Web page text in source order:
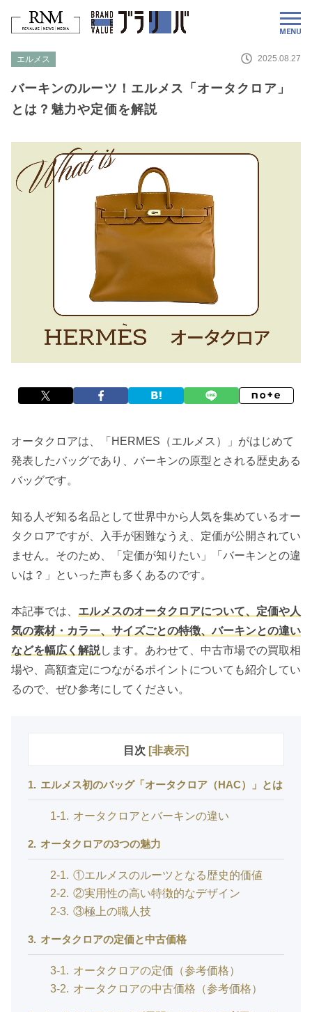
エルメス 2025.08.27
バーキンのルーツ！エルメス「オータクロア」
とは？魅力や定価を解説
オータクロアは、「HERMES（エルメス）」がはじめて
発表したバッグであり、バーキンの原型とされる歴史ある
バッグです。
知る人ぞ知る名品として世界中から人気を集めているオー
タクロアですが、入手が困難なうえ、定価が公開されてい
ません。そのため、「定価が知りたい」「バーキンとの違
いは？」といった声も多くあるのです。
本記事では、 エルメスのオータクロアについて、定価や人
気の素材・カラー、サイズごとの特徴、バーキンとの違い
などを幅広く解説します。あわせて、中古市場での買取相
場や、高額査定につながるポイントについても紹介してい
るので、ぜひ参考にしてください。
目次 [非表示]
1 エルメス初のバッグ「オータクロア（HAC）」とは
1-1 オータクロアとバーキンの違い
2 オータクロアの3つの魅力
2-1
①エルメスのルーツとなる歴史的価値
2-2
②実用性の高い特徴的なデザイン
2-3 ③極上の職人技
3 オータクロアの定価と中古価格
3-1
オータクロアの定価（参考価格）
3-2
オータクロアの中古価格（参考価格）